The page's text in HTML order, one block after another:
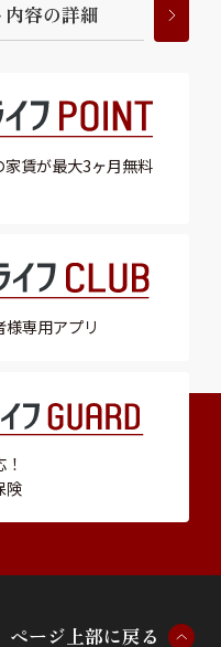
内容の詳細
賃が最大3ヶ月無料
様専用アプリ
険
ページ 上部に戻る